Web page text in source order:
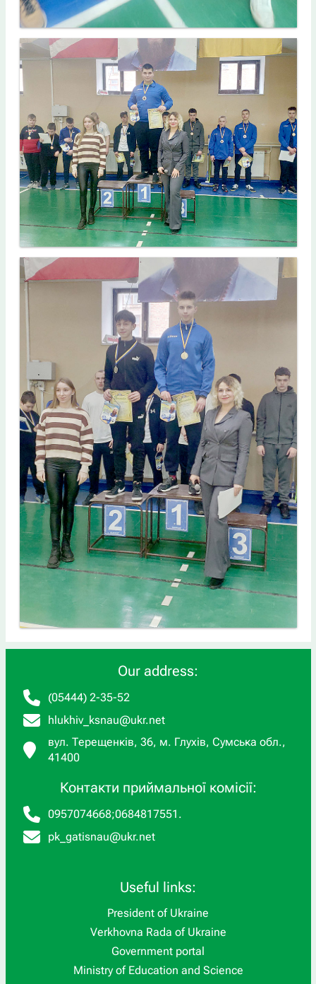
Our address:
(05444) 2-35-52
hlukhiv_ksnau@ukr.net
вул. Терещенків, 36, м. Глухів, Сумська обл.,
41400
Контакти приймальної комісії:
0957074668;0684817551 .
pk_gatisnau@ukr.net
Useful links:
President of Ukraine
Verkhovna Rada of Ukraine
Government portal
Ministry of Education and Science